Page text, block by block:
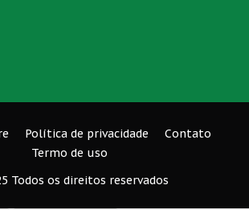
Todos os direitos reservados
Política de privacidade
Contato
Termo de uso